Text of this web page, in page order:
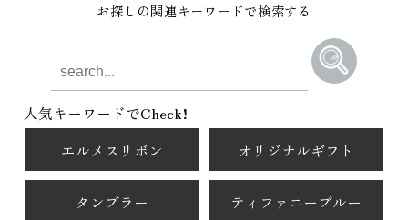
お探しの関連キーワードで検索する
人気キーワードでCheck!
エルメスリボン
オリジナルギフト
タンブラー ティファニーブルー